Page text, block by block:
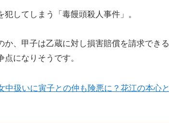
してしまう「毒饅頭殺人事件」。
、甲子は乙蔵に対し損害賠償を請求できる
になりそうです。
扱いに寅子との仲も険悪に？花江の本心と